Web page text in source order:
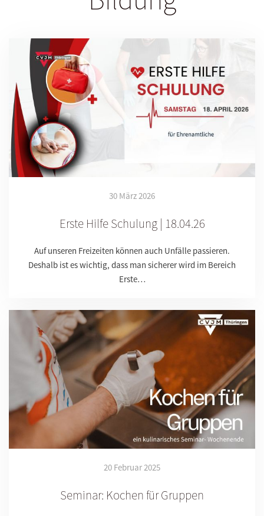
30 März 2026
Erste Hilfe Schulung | 18.04.26
Auf unseren Freizeiten können auch Unfälle passieren.
Deshalb ist es wichtig, dass man sicherer wird im Bereich
Erste…
20 Februar 2025
Seminar: Kochen für Gruppen